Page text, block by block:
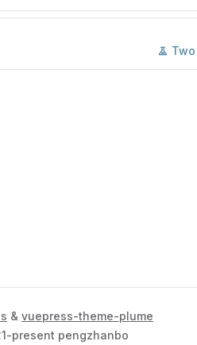
& vuepress-theme-plume
present pengzhanbo